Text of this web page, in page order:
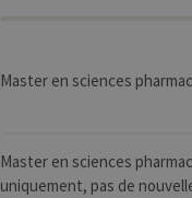
Master en sciences
Master en sciences
uniquement, pas de